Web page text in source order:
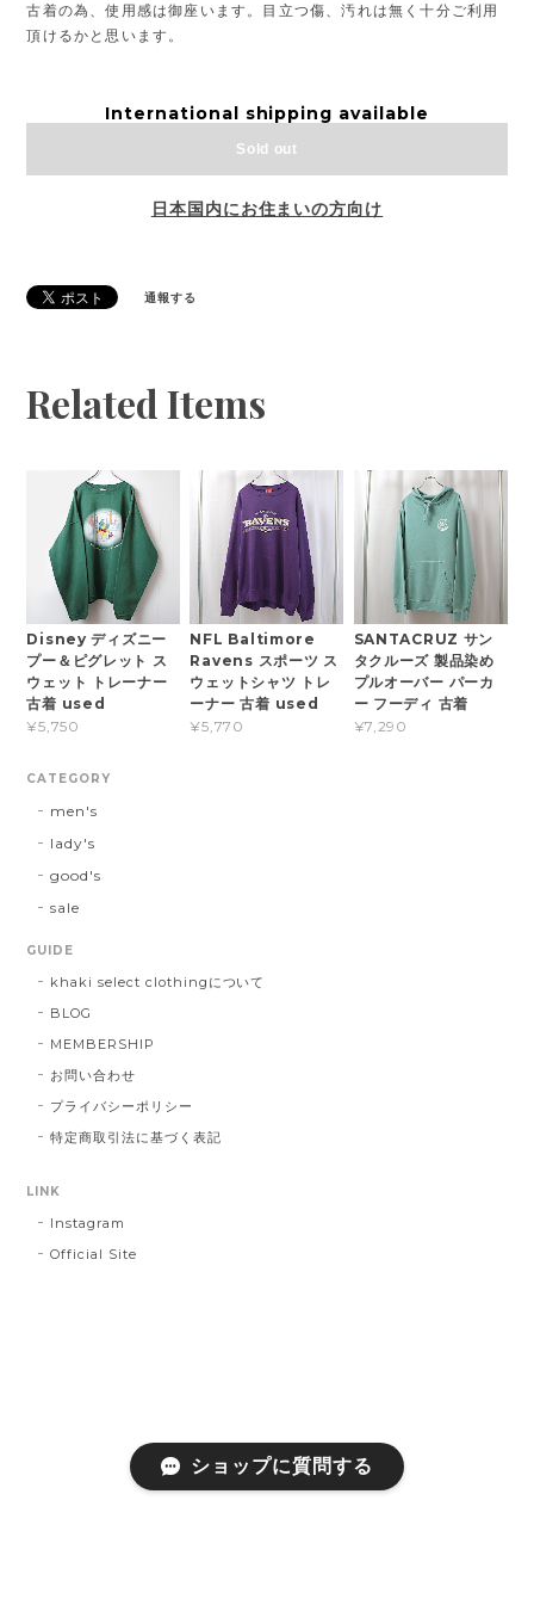
古着の為、使用感は御座います。目立つ傷、汚れは無く十分ご利用
頂けるかと思います。
International shipping available
Sold out
日本国内にお住まいの方向け
通報する
Related Items
Disney ディズニー
プー＆ピグレット ス
ウェット トレーナー
古着 used
¥5,750
NFL Baltimore
Ravens スポーツ ス
ウェットシャツ トレ
ーナー 古着 used
¥5,770
SANTACRUZ サン
タクルーズ 製品染め
プルオーバー パーカ
ー フーディ 古着
¥7,290
CATEGORY
men's
lady's
good's
sale
GUIDE
khaki select clothingについて
BLOG
MEMBERSHIP
お問い合わせ
プライバシーポリシー
特定商取引法に基づく表記
LINK
Instagram
Official Site
ショップに質問する